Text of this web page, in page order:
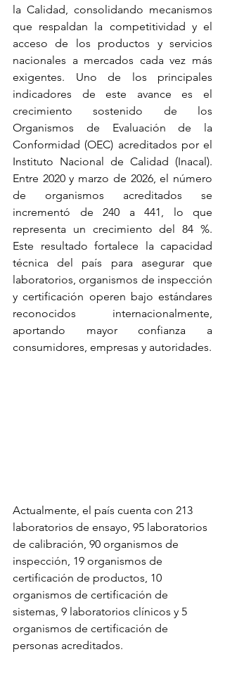
la Calidad, consolidando mecanismos
que respaldan la competitividad y el
acceso de los productos y servicios
nacionales a mercados cada vez más
exigentes. Uno de los principales
indicadores de este avance es el
crecimiento sostenido de los
Organismos de Evaluación de la
Conformidad (OEC) acreditados por el
Instituto Nacional de Calidad (Inacal).
Entre 2020 y marzo de 2026, el número
de organismos acreditados se
incrementó de 240 a 441, lo que
representa un crecimiento del 84 %.
Este resultado fortalece la capacidad
técnica del país para asegurar que
laboratorios, organismos de inspección
y certificación operen bajo estándares
reconocidos internacionalmente,
aportando mayor confianza a
consumidores, empresas y autoridades.
Actualmente, el país cuenta con 213
laboratorios de ensayo, 95 laboratorios
de calibración, 90 organismos de
inspección, 19 organismos de
certificación de productos, 10
organismos de certificación de
sistemas, 9 laboratorios clínicos y 5
organismos de certificación de
personas acreditados.